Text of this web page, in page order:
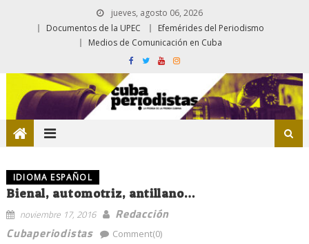
jueves, agosto 06, 2026
Documentos de la UPEC
Efemérides del Periodismo
Medios de Comunicación en Cuba
IDIOMA ESPAÑOL
Bienal, automotriz, antillano…
noviembre 17, 2016
Redacción
Cubaperiodistas
Comment(0)